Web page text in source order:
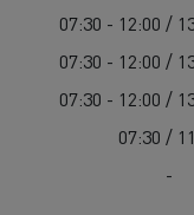
07:30 - 12:00 /
07:30 - 12:00 /
07:30 - 12:00 /
07:30 /
-